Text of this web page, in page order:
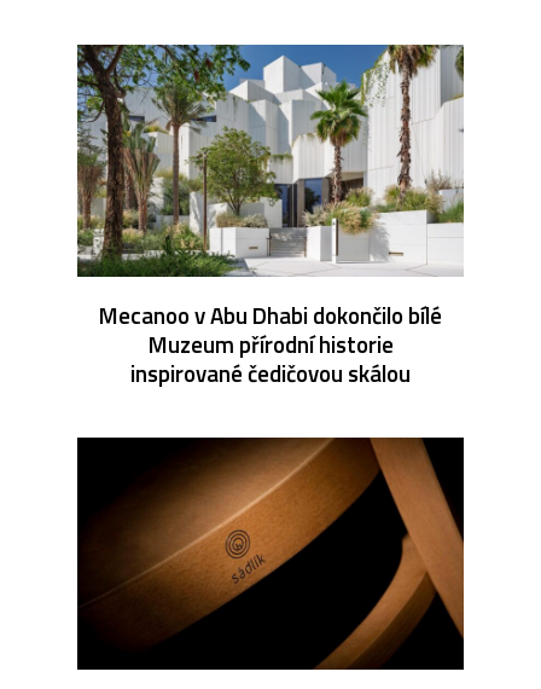
Mecanoo v Abu Dhabi dokončilo bílé
Muzeum přírodní historie
inspirované čedičovou skálou